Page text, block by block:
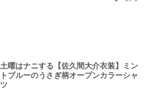
土曜はナニする【佐久間大介衣装】ミン
トブルーのうさぎ柄オープンカラーシャ
ツ